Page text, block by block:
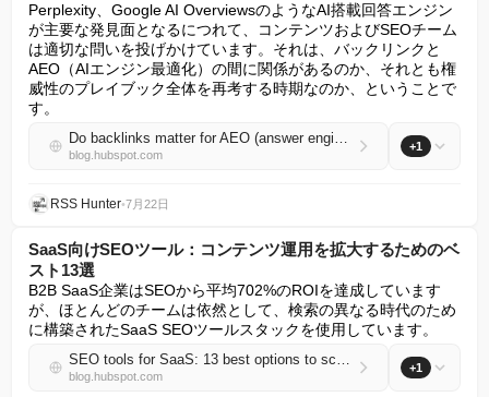
Perplexity、Google AI OverviewsのようなAI搭載回答エンジン
が主要な発見面となるにつれて、コンテンツおよびSEOチーム
は適切な問いを投げかけています。それは、バックリンクと
AEO（AIエンジン最適化）の間に関係があるのか、それとも権
威性のプレイブック全体を再考する時期なのか、ということで
す。
Do backlinks matter for AEO (answer engine optimization)?
blog.hubspot.com
+1
RSS Hunter•7月22日
SaaS向けSEOツール：コンテンツ運用を拡大するためのベ
スト13選
B2B SaaS企業はSEOから平均702%のROIを達成しています
が、ほとんどのチームは依然として、検索の異なる時代のため
に構築されたSaaS SEOツールスタックを使用しています。
SEO tools for SaaS: 13 best options to scale your content ops
blog.hubspot.com
+1